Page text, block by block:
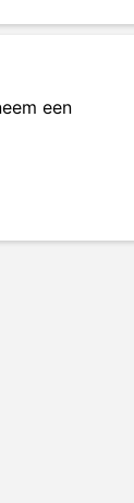
een